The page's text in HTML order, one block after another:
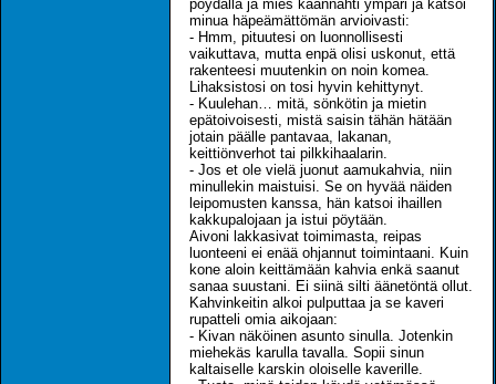
pöydällä ja mies käännähti ympäri ja katsoi
minua häpeämättömän arvioivasti:
- Hmm, pituutesi on luonnollisesti
vaikuttava, mutta enpä olisi uskonut, että
rakenteesi muutenkin on noin komea.
Lihaksistosi on tosi hyvin kehittynyt.
- Kuulehan… mitä, sönkötin ja mietin
epätoivoisesti, mistä saisin tähän hätään
jotain päälle pantavaa, lakanan,
keittiönverhot tai pilkkihaalarin.
- Jos et ole vielä juonut aamukahvia, niin
minullekin maistuisi. Se on hyvää näiden
leipomusten kanssa, hän katsoi ihaillen
kakkupalojaan ja istui pöytään.
Aivoni lakkasivat toimimasta, reipas
luonteeni ei enää ohjannut toimintaani. Kuin
kone aloin keittämään kahvia enkä saanut
sanaa suustani. Ei siinä silti äänetöntä ollut.
Kahvinkeitin alkoi pulputtaa ja se kaveri
rupatteli omia aikojaan:
- Kivan näköinen asunto sinulla. Jotenkin
miehekäs karulla tavalla. Sopii sinun
kaltaiselle karskin oloiselle kaverille.